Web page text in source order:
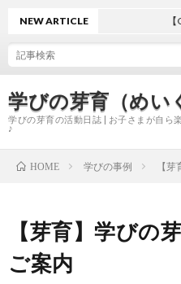
学びの芽育（めい
学びの芽育の活動日誌 | お子さまが自ら
♪
NEW ARTICLE 【C
HOME 学びの事例 【
【芽育】学び
ご案内